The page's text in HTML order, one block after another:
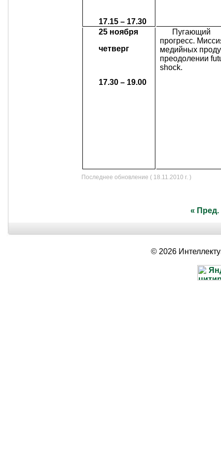
17.15 – 17.30
25 ноября
четверг
17.30 – 19.00
Пугающий
прогресс.
медийных
преодолении
shock.
Последнее обновление ( 18.11.2010 г. )
« Пред.
© 2026